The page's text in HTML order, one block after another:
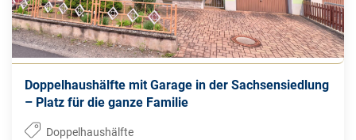
Doppelhaushälfte mit Garage in der Sachsensiedlung
– Platz für die ganze Familie
Doppelhaushälfte